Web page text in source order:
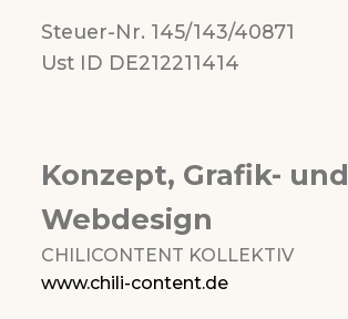
Steuer-Nr. 145/143/40871
Ust ID DE212211414
Konzept, Grafik- und
Webdesign
CHILICONTENT KOLLEKTIV
www.chili-content.de